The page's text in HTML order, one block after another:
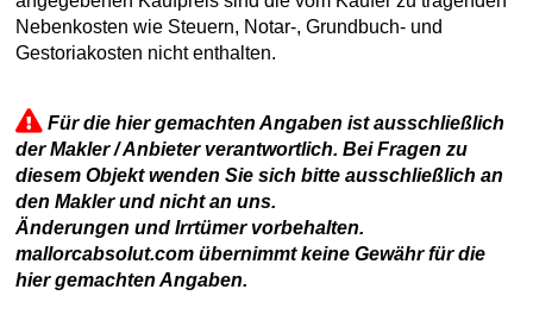
Nebenkosten wie Steuern, Notar-, Grundbuch- und
Gestoriakosten nicht enthalten.
Für die hier gemachten Angaben ist ausschließlich
der Makler / Anbieter verantwortlich. Bei Fragen zu
diesem Objekt wenden Sie sich bitte ausschließlich an
den Makler und nicht an uns.
Änderungen und Irrtümer vorbehalten.
mallorcabsolut.com übernimmt keine Gewähr für die
hier gemachten Angaben.